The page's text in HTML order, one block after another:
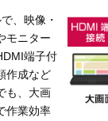
、映像・
モニター
端子付
作成など
も、大画
作業効率